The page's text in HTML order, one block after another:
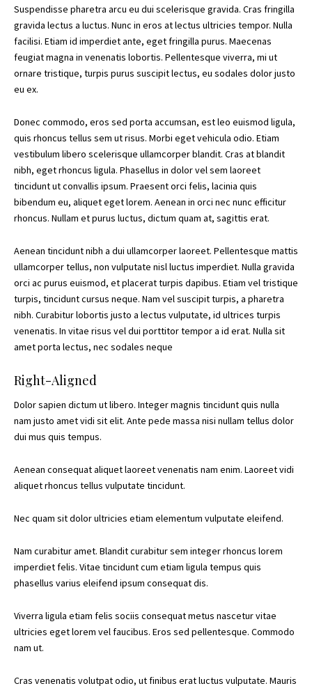
Suspendisse pharetra arcu eu dui scelerisque gravida. Cras fringilla
gravida lectus a luctus. Nunc in eros at lectus ultricies tempor. Nulla
facilisi. Etiam id imperdiet ante, eget fringilla purus. Maecenas
feugiat magna in venenatis lobortis. Pellentesque viverra, mi ut
ornare tristique, turpis purus suscipit lectus, eu sodales dolor justo
eu ex.
Donec commodo, eros sed porta accumsan, est leo euismod ligula,
quis rhoncus tellus sem ut risus. Morbi eget vehicula odio. Etiam
vestibulum libero scelerisque ullamcorper blandit. Cras at blandit
nibh, eget rhoncus ligula. Phasellus in dolor vel sem laoreet
tincidunt ut convallis ipsum. Praesent orci felis, lacinia quis
bibendum eu, aliquet eget lorem. Aenean in orci nec nunc efficitur
rhoncus. Nullam et purus luctus, dictum quam at, sagittis erat.
Aenean tincidunt nibh a dui ullamcorper laoreet. Pellentesque mattis
ullamcorper tellus, non vulputate nisl luctus imperdiet. Nulla gravida
orci ac purus euismod, et placerat turpis dapibus. Etiam vel tristique
turpis, tincidunt cursus neque. Nam vel suscipit turpis, a pharetra
nibh. Curabitur lobortis justo a lectus vulputate, id ultrices turpis
venenatis. In vitae risus vel dui porttitor tempor a id erat. Nulla sit
amet porta lectus, nec sodales neque
Right-Aligned
Dolor sapien dictum ut libero. Integer magnis tincidunt quis nulla
nam justo amet vidi sit elit. Ante pede massa nisi nullam tellus dolor
dui mus quis tempus.
Aenean consequat aliquet laoreet venenatis nam enim. Laoreet vidi
aliquet rhoncus tellus vulputate tincidunt.
Nec quam sit dolor ultricies etiam elementum vulputate eleifend.
Nam curabitur amet. Blandit curabitur sem integer rhoncus lorem
imperdiet felis. Vitae tincidunt cum etiam ligula tempus quis
phasellus varius eleifend ipsum consequat dis.
Viverra ligula etiam felis sociis consequat metus nascetur vitae
ultricies eget lorem vel faucibus. Eros sed pellentesque. Commodo
nam ut.
Cras venenatis volutpat odio, ut finibus erat luctus vulputate. Mauris